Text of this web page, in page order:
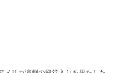
つき、下記の内容でアンコール
いたしました！皆様のご来場を